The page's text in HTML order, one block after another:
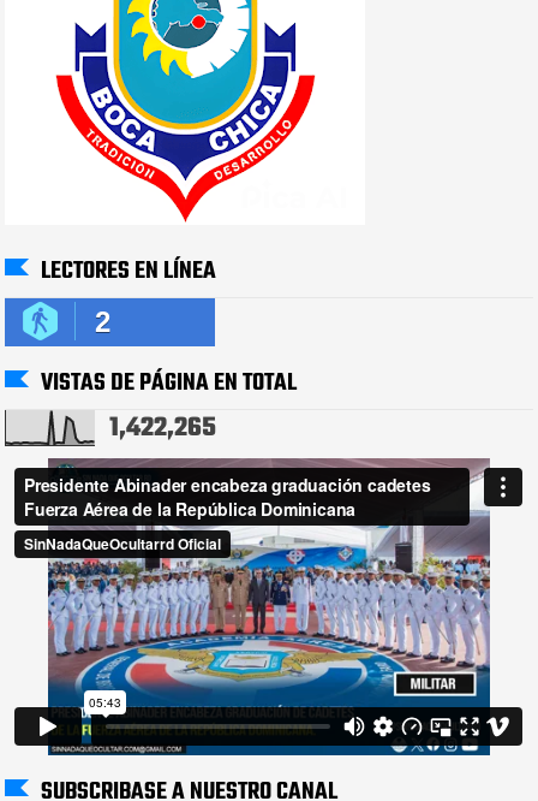
LECTORES EN LÍNEA
2
VISTAS DE PÁGINA EN TOTAL
1,422,265
SUBSCRIBASE A NUESTRO CANAL